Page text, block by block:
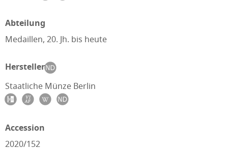
Abteilung
Medaillen, 20. Jh. bis heute
Hersteller
Staatliche Münze Berlin
Accession
2020/152